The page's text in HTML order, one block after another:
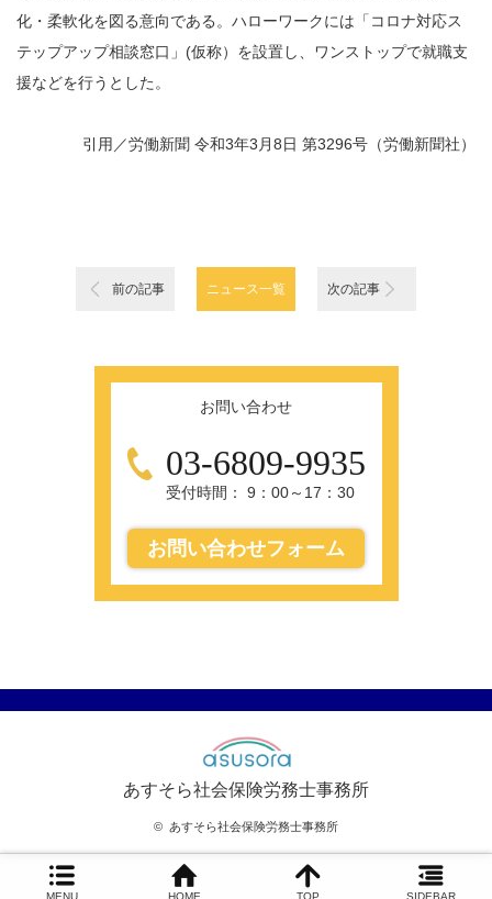
化・柔軟化を図る意向である。ハローワークには「コロナ対応ス
テップアップ相談窓口」(仮称）を設置し、ワンストップで就職支
援などを行うとした。
引用／労働新聞 令和3年3月8日 第3296号 （労働新聞社）
前の記事 ニュース一覧 次の記事
お問い合わせ
03-6809-9935
受付時間： 9：00～17：30
お問い合わせフォーム
MENU HOME TOP SIDEBAR
あすそら社会保険労務士事務所
© あすそら社会保険労務士事務所